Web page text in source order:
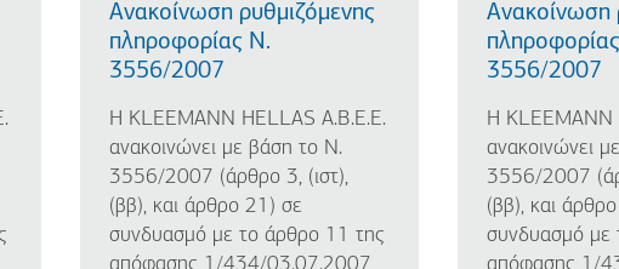
Ανακοίνωση ρυθμιζόμενης
πληροφορίας Ν.
3556/2007
Η KLEEMANN HELLAS A.B.E.E.
ανακοινώνει με βάση το Ν.
3556/2007 (άρθρο 3, (ιστ),
(ββ), και άρθρο 21) σε
συνδυασμό με το άρθρο 11 της
Ανακοίνωση
3556/2007
Η KLEEMANN
ανακοινώνει
3556/2007
(ββ), και
συνδυασμό με